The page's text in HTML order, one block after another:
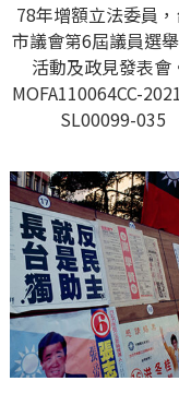
78年增額立法委員
市議會第6屆議員選
活動及政見發表會
MOFA110064CC-
SL00099-035